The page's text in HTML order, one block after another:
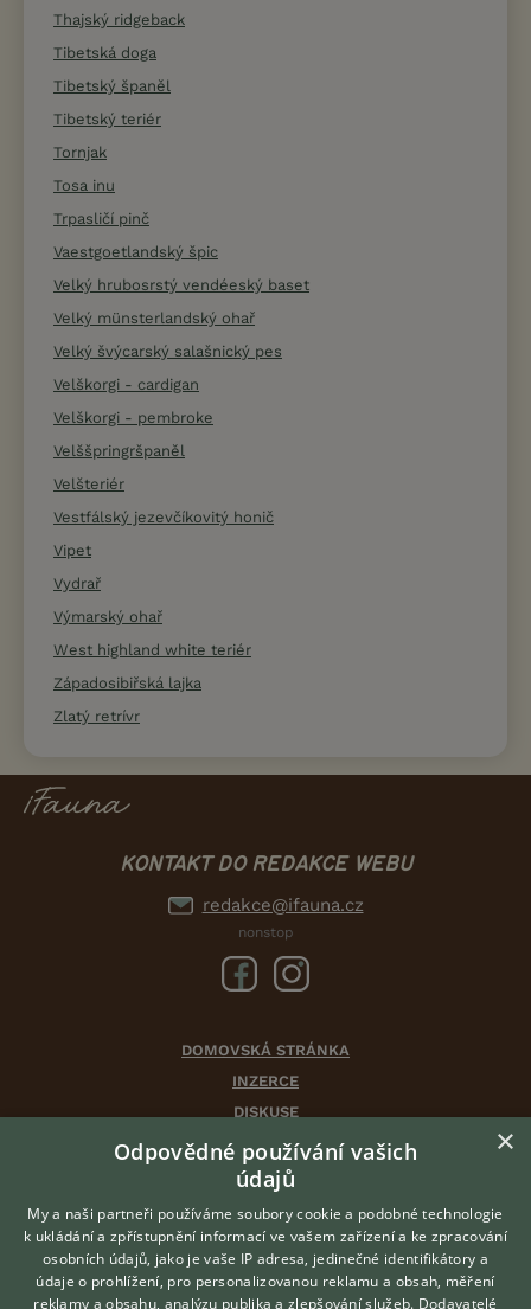
Thajský ridgeback
Tibetská doga
Tibetský španěl
Tibetský teriér
Tornjak
Tosa inu
Trpasličí pinč
Vaestgoetlandský špic
Velký hrubosrstý vendéeský baset
Velký münsterlandský ohař
Velký švýcarský salašnický pes
Velškorgi - cardigan
Velškorgi - pembroke
Velššpringršpaněl
Velšteriér
Vestfálský jezevčíkovitý honič
Vipet
Vydrař
Výmarský ohař
West highland white teriér
Západosibiřská lajka
Zlatý retrívr
KONTAKT DO REDAKCE WEBU
redakce@ifauna.cz
nonstop
DOMOVSKÁ STRÁNKA
INZERCE
DISKUSE
ČLÁNKY
CHOVATELSKÉ STANICE
ATLAS
VÝBĚR VHODNÉHO PLEMENE
O nás
×
Odpovědné používání vašich
údajů
My a naši partneři používáme soubory cookie a podobné technologie
k ukládání a zpřístupnění informací ve vašem zařízení a ke zpracování
osobních údajů, jako je vaše IP adresa, jedinečné identifikátory a
údaje o prohlížení, pro personalizovanou reklamu a obsah, měření
reklamy a obsahu, analýzu publika a zlepšování služeb. Dodavatelé